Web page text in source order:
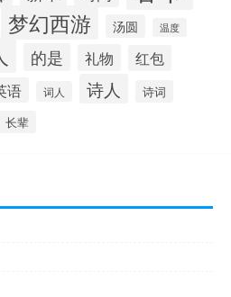
梦幻西游 汤圆 温度
的是 礼物 红包
语 词人 诗人 诗词
长辈